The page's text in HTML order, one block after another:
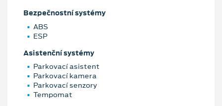
Bezpečnostní systémy
ABS
ESP
Asistenční systémy
Parkovací asistent
Parkovací kamera
Parkovací senzory
Tempomat